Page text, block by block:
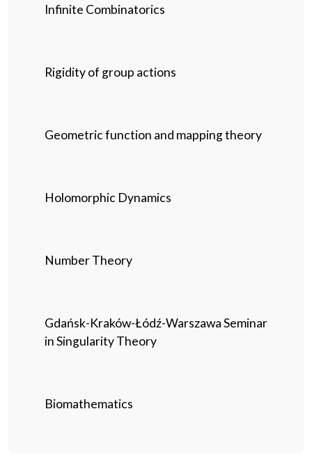
Infinite Combinatorics
Rigidity of group actions
Geometric function and mapping theory
Holomorphic Dynamics
Number Theory
Gdańsk-Kraków-Łódź-Warszawa Seminar
in Singularity Theory
Biomathematics